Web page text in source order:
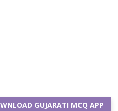
GUJARATI MCQ APP